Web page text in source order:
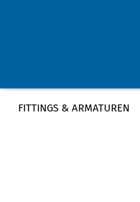
FITTINGS & ARMATUREN